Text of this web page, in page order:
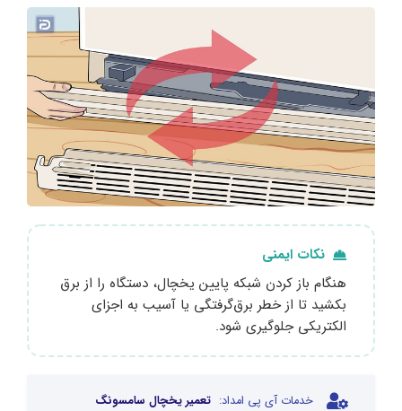
نکات ایمنی
هنگام باز کردن شبکه پایین یخچال، دستگاه را از برق
بکشید تا از خطر برق‌گرفتگی یا آسیب به اجزای
الکتریکی جلوگیری شود.
خدمات آی پی امداد: تعمیر یخچال سامسونگ